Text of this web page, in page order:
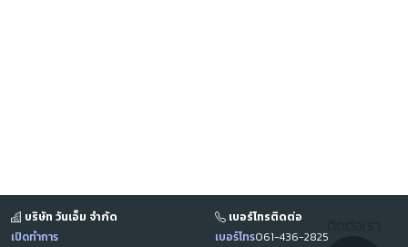
บริษัท วันเอ็ม จำกัด
เปิดทำการ
เบอร์โทรติดต่อ
เบอร์โทร061-436-2825